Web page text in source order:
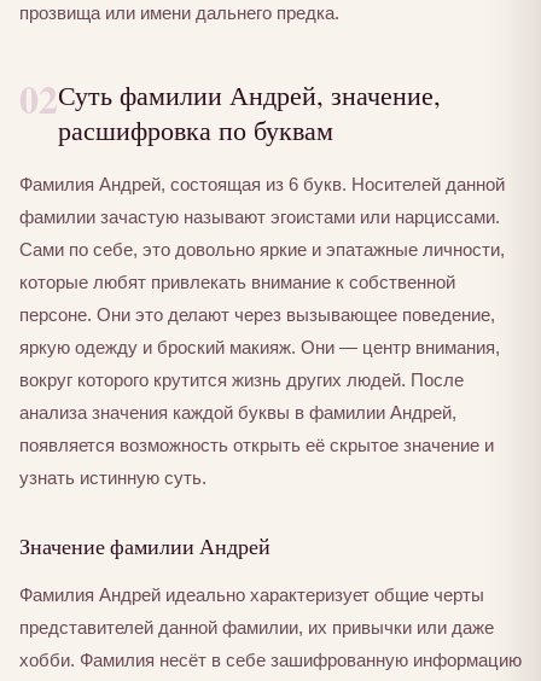
прозвища или имени дальнего предка.
02Суть фамилии Андрей, значение,
расшифровка по буквам
Фамилия Андрей, состоящая из 6 букв. Носителей данной
фамилии зачастую называют эгоистами или нарциссами.
Сами по себе, это довольно яркие и эпатажные личности,
которые любят привлекать внимание к собственной
персоне. Они это делают через вызывающее поведение,
яркую одежду и броский макияж. Они — центр внимания,
вокруг которого крутится жизнь других людей. После
анализа значения каждой буквы в фамилии Андрей,
появляется возможность открыть её скрытое значение и
узнать истинную суть.
Значение фамилии Андрей
Фамилия Андрей идеально характеризует общие черты
представителей данной фамилии, их привычки или даже
хобби. Фамилия несёт в себе зашифрованную информацию